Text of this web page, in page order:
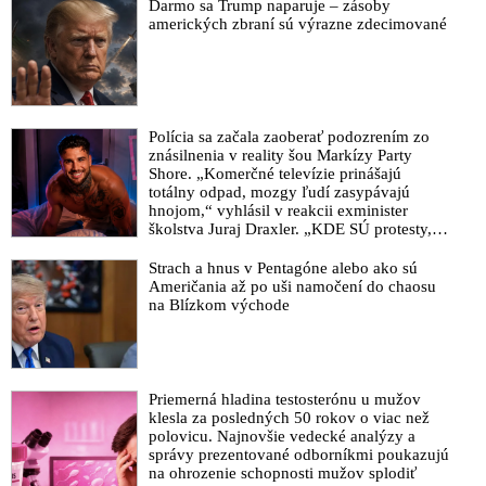
Nehls hovorí, že tu nejde o zdravie alebo peniaze, ale o
ovládnutie ľudskej mysle: „Cez strach a následný neurotoxický
efekt, ktorý napáda hipokampus, zničiť mentálny imunitný
systém. Človeku sa potom znižuje psychická odolnosť, upadá
do depresie a dochádza k vypínaniu mnohých funkcií, vrátane
USA naďalej prevádzkujú biologické laboratóriá na Ukrajine.
Washington sa snaží zakryť tieto aktivity blokovaním snahy
Ruska o prísnejšiu kontrolu dodržiavania Dohovoru o
biologických zbraniach, vyhlásil ruský veľvyslanec v
Holandsku
VIDEO: Odborník na patentové právo Dr. David Martin &
Veľký pandemický podvod (2. časť rozhovoru o zákulisí a
povahe nášho sveta, ktorého podstata a spôsoby fungovania sú
pred očami verejnosti zámerne skryté, ale aj o nádeji na
spravodlivosť pre všetkých ľudí)
Veľký pandemický podvod (1. časť rozhovoru o zákulisí a
povahe nášho sveta, ktorého podstata a spôsoby fungovania sú
pred očami verejnosti zámerne skryté)
VIDEO: Vynálezca mRNA technológie Dr. Robert Malone o
Darmo sa Trump naparuje – zásoby
amerických zbraní sú výrazne zdecimované
Polícia sa začala zaoberať podozrením zo
znásilnenia v reality šou Markízy Party
Shore. „Komerčné televízie prinášajú
totálny odpad, mozgy ľudí zasypávajú
hnojom,“ vyhlásil v reakcii exminister
školstva Juraj Draxler. „KDE SÚ protesty,
pracovníkov?“ spýtal sa
Strach a hnus v Pentagóne alebo ako sú
Američania až po uši namočení do chaosu
na Blízkom východe
Priemerná hladina testosterónu u mužov
klesla za posledných 50 rokov o viac než
polovicu. Najnovšie vedecké analýzy a
správy prezentované odborníkmi poukazujú
na ohrozenie schopnosti mužov splodiť